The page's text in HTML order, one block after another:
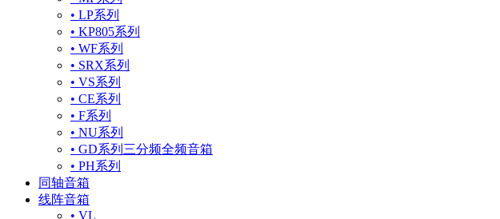
• LP系列
• KP805系列
• WF系列
• SRX系列
• VS系列
• CE系列
• F系列
• NU系列
• GD系列三分频全频音箱
• PH系列
同轴音箱
线阵音箱
• VL